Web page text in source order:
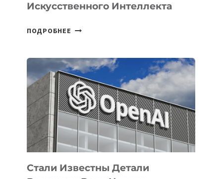
Искусственного Интеллекта
ПОДРОБНЕЕ
ПРИОРИТЕТНЫЕ
ЗАДАЧИ
ПО
РАЗВИТИЮ
ЭКОСИСТЕМЫ
ИСКУССТВЕННОГО
ИНТЕЛЛЕКТА
Стали Известны Детали